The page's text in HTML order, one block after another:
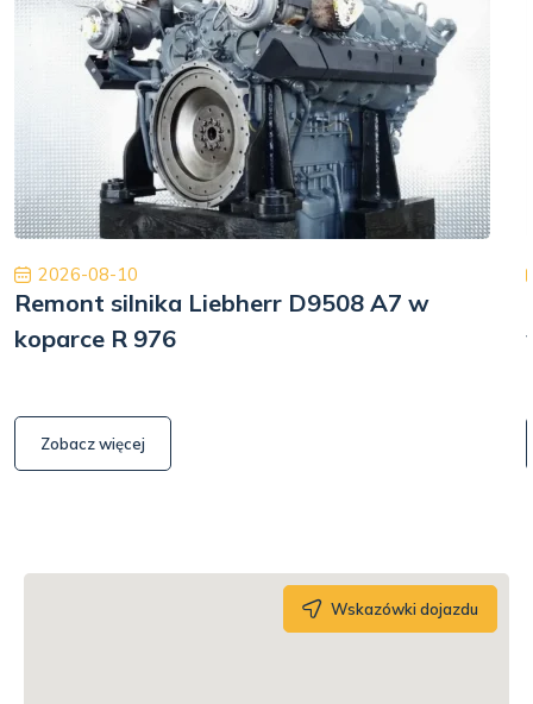
2026-08-10
Remont silnika Liebherr D9508 A7 w
koparce R 976
Zobacz więcej
Wskazówki dojazdu